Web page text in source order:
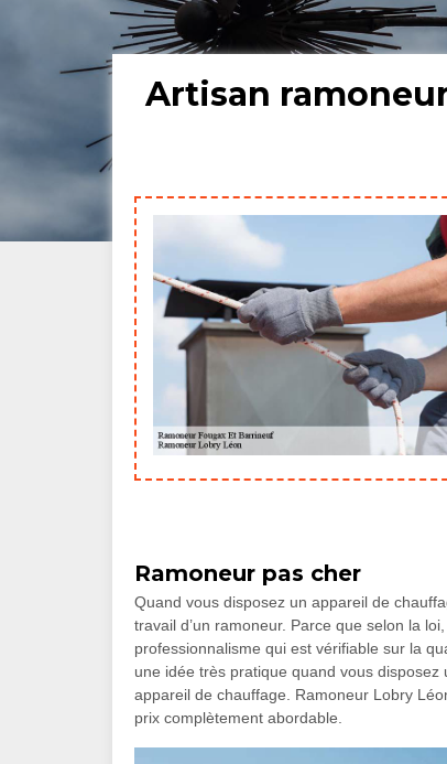
Artisan
Ramoneur pas cher
Quand vous disposez un appareil de
travail d’un ramoneur. Parce que selon la
professionnalisme qui est vérifiable sur la
une idée très pratique quand vous
appareil de chauffage. Ramoneur Lobry
prix complètement abordable.